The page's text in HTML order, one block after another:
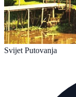
Svijet Putovanja